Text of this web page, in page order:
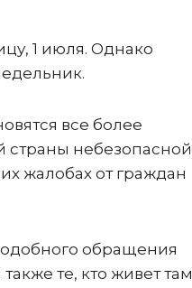
1 июля. Однако
все более
небезопасной
жалобах от граждан
обращения
те, кто живет там